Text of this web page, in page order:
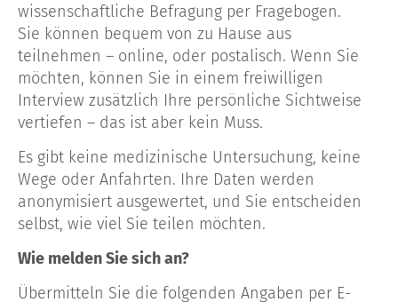
wissenschaftliche Befragung per Fragebogen.
Sie können bequem von zu Hause aus
teilnehmen – online, oder postalisch. Wenn Sie
möchten, können Sie in einem freiwilligen
Interview zusätzlich Ihre persönliche Sichtweise
vertiefen – das ist aber kein Muss.
Es gibt keine medizinische Untersuchung, keine
Wege oder Anfahrten. Ihre Daten werden
anonymisiert ausgewertet, und Sie entscheiden
selbst, wie viel Sie teilen möchten.
Wie melden Sie sich an?
Übermitteln Sie die folgenden Angaben per E-